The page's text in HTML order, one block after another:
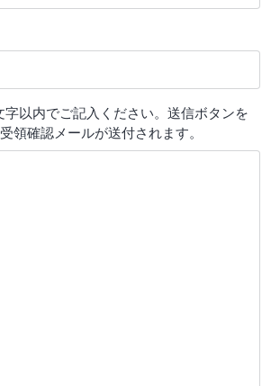
以内でご記入ください。送信ボタンを
領確認メールが送付されます。